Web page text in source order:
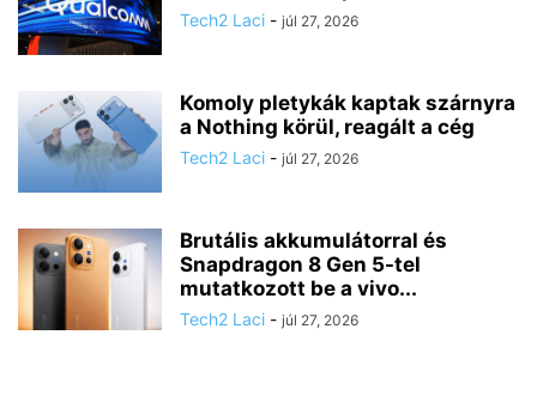
Tech2 Laci - júl 27, 2026
Komoly pletykák kaptak szárnyra
a Nothing körül, reagált a cég
Tech2 Laci - júl 27, 2026
Brutális akkumulátorral és
Snapdragon 8 Gen 5-tel
mutatkozott be a vivo...
Tech2 Laci - júl 27, 2026